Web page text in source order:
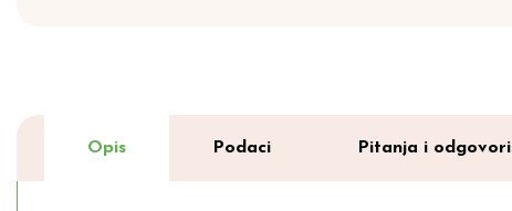
Opis Podaci Pitanja i odgovori